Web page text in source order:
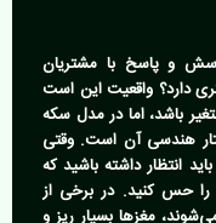
و پاسخ با مشتریان
دارد؟ واقعیت این است
باشد، اما در مدل سکه
هندسی آن است. وقتی
انتظار داشته باشید که
را حس کنید. در برخی از
مغزها بسیار ریز و